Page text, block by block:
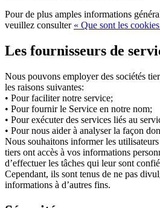
Pour de plus amples informations
veuillez consulter « Que sont les
Les fournisseurs de
Nous pouvons employer des sociétés
les raisons suivantes:
• Pour faciliter notre service;
• Pour fournir le Service en notre nom;
• Pour exécuter des services liés au
• Pour nous aider à analyser la façon
Nous souhaitons informer les
tiers ont accès à vos informations
d’effectuer les tâches qui leur sont
Cependant, ils sont tenus de ne pas
informations à d’autres fins.